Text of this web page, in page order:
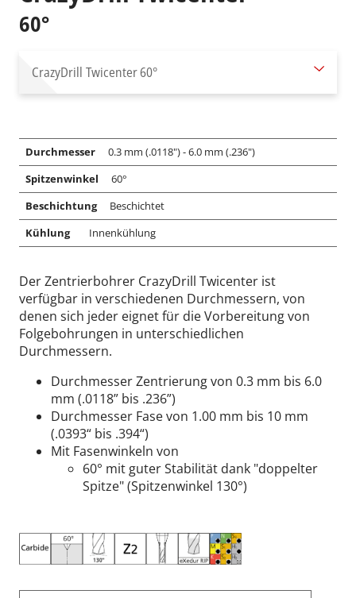
60°
CrazyDrill Twicenter60°
Durchmesser
0.3 mm (.0118") - 6.0 mm (.236")
Spitzenwinkel
60°
Beschichtung
Beschichtet
Kühlung
Innenkühlung
Der Zentrierbohrer CrazyDrill Twicenter ist
verfügbar in verschiedenen Durchmessern, von
denen sich jeder eignet für die Vorbereitung von
Folgebohrungen in unterschiedlichen
Durchmessern.
Durchmesser Zentrierung von 0.3 mm bis 6.0
mm (.0118” bis .236”)
Durchmesser Fase von 1.00 mm bis 10 mm
(.0393“ bis .394“)
Mit Fasenwinkeln von
60° mit guter Stabilität dank "doppelter
Spitze" (Spitzenwinkel 130°)